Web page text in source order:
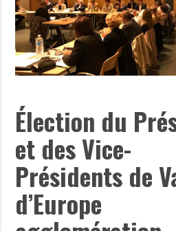
Élection du
et des Vice-
Présidents de
d’Europe